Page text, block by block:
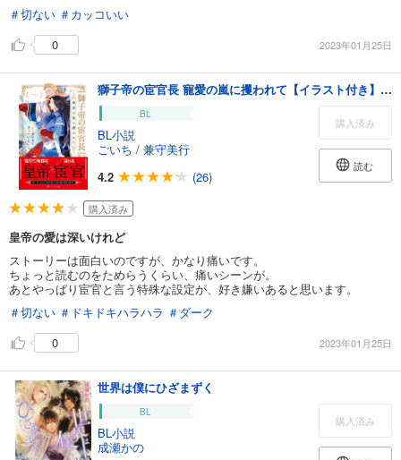
＃切ない ＃カッコいい
0
2023年01月25日
獅子帝の宦官長 寵愛の嵐に攫われて【イラスト付き】【単行本書き下ろしSS付き】
BL
BL小説
ごいち / 兼守美行
4.2
(26)
購入済み
読む
購入済み
皇帝の愛は深いけれど
ストーリーは面白いのですが、かなり痛いです。
ちょっと読むのをためらうくらい、痛いシーンが。
あとやっぱり宦官と言う特殊な設定が、好き嫌いあると思います。
＃切ない ＃ドキドキハラハラ ＃ダーク
0
2023年01月25日
世界は僕にひざまずく
BL
BL小説
成瀬かの
購入済み